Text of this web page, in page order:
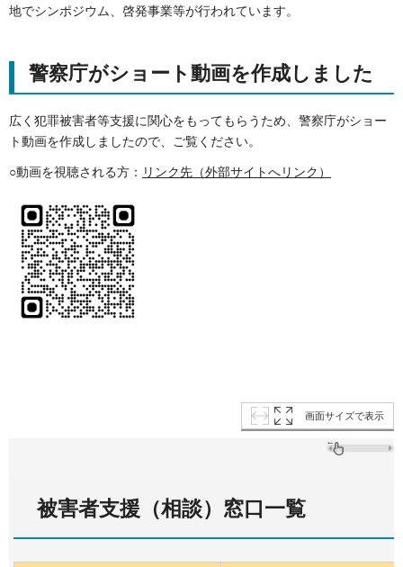
地でシンポジウム、啓発事業等が行われています。
警察庁がショート動画を作成しました
広く犯罪被害者等支援に関心をもってもらうため、警察庁がショー
ト動画を作成しましたので、ご覧ください。
○動画を視聴される方： リンク先（外部サイトへリンク）
画面サイズで表示
被害者支援（相談）窓口一覧